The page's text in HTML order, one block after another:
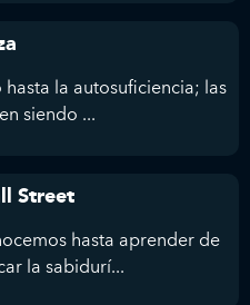
la autosuficiencia; las
siendo ...
Street
hasta aprender de
la sabidurí...